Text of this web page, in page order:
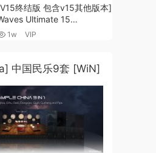
（80.48GB+）
终结版 包含v15其他版本]
Ultimate 15
一键安装版+安装
4.1GB+10.2GB+9.6GB）
1w VIP
中国民乐9套 [WiN]